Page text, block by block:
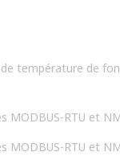
température de
MODBUS-RTU et
MODBUS-RTU et